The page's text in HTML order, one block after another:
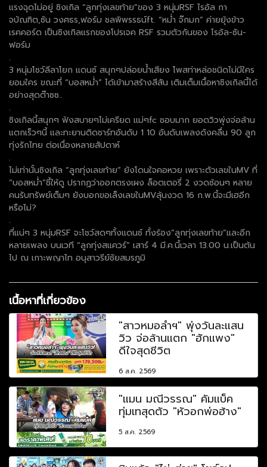
แรงฉุดไม่อยู่ ซิงเกิล “ลูกทุ่งเลขท้าย”ของ 3 หนุ่มRSF ไรอัล กา
จบัณฑิต,ซัน วงศธร,ฟอร์ม ชลพิพรรธน์ft. “หม่ำ จ๊กมก” ค่ายยุ้งข้าว
เรคคอร์ด เป็นซิงเกิลแรกของโปรเจค RSF รวมตัวกันของ ไรอัล-ซัน-
ฟอร์ม
.
3 หนุ่มโชว์ลีลาโยก แดนซ์ สนุกๆปล่อยน้ำเสียง โพสท่าหล่อชนิดไม่มีใคร
ยอมใคร ขณะที่ “บอสหม่ำ” ได้เข้ามาสร้างสีสัน เติมเต็มเนื้อหาซิงเกิลนี้ได้
อย่างสุดต๊าซซ..
.
ซิงเกิลนี้สนุกๆ ฟังสบายๆไม่เครียด แม่ๆfc ชอบมาก ยอดวิวพุ่งจ่อล้าน
แตกเร็วๆนี้ และทะยานติดชาร์ทอันดับ 1 10 อันดับเพลงดังคลื่น 90 ลูก
ทุ่งรักไทย ต่อเนื่องหลายสัปดาห์
.
ไม่เท่านั้นซิงเกิล “ลูกทุ่งเลขท้าย” ยังโดนใจคอหวย เพราะตัวเลขในMV ที่
“บอสหม่ำ”ชี้ให้ดู ปรากฏว่าออกตรงเผง ล็อตเตอรี่ 2 งวดซ้อนๆ หลาย
คนรับทรัพย์เต็มๆ ยังบอกขอเล็งเลขในMVลุ้นงวด 16 ก.พ.นี้จะมีเฮอีก
หรือไม่?
.
ที่แน่ๆ 3 หนุ่มRSF จะโชว์สดๆทั้งแดนซ์ ทั้งร้อง”ลูกทุ่งเลขท้าย”และอีก
หลายเพลง บนเวที “ลูกทุ่งสแควร์” เสาร์ 4 มี.ค.นี้เวลา 13.00 น.เป็นต้น
ไป ณ เกาะพญาไท อนุสาวรีย์ชัยสมรภูมิ
เนื้อหาที่เกี่ยวข้อง
"สาวหมอลำฯ" พุ่งวันละแสน
วิว จ่อล้านแตก "ฮักแพง"
ดีใจสุดชีวิต
6 ส.ค. 2569
"แมน มณีวรรณ" คัมแบ็ค
ทุ่มเทสุดตัว "หัวอกพ่อฮ้าง"
5 ส.ค. 2569